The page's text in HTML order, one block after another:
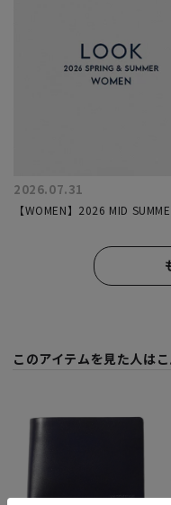
2026.07.31
【WOMEN】2026 MID
このアイテムを見た人は